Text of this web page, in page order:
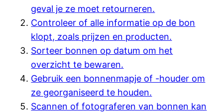
geval je ze moet retourneren.
Controleer of alle informatie op de bon
klopt, zoals prijzen en producten.
Sorteer bonnen op datum om het
overzicht te bewaren.
Gebruik een bonnenmapje of -houder om
ze georganiseerd te houden.
Scannen of fotograferen van bonnen kan